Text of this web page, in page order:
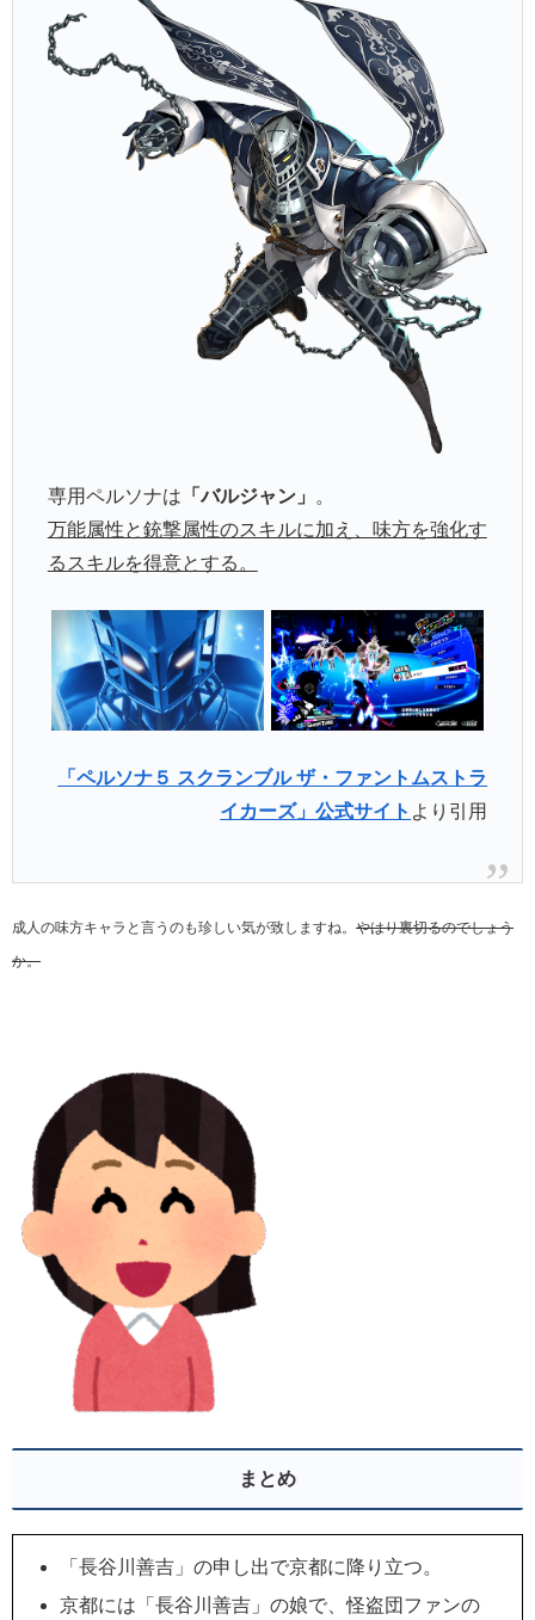
専用ペルソナは 「バルジャン」
。
万能属性と銃撃属性のスキルに加え、味方を強化す
るスキルを得意とする。
「ペルソナ５ スクランブル ザ・ファントムストラ
イカーズ」公式サイト より引用
成人の味方キャラと言うのも珍しい気が致しますね。 やはり裏切るのでしょう
か。
まとめ
「長谷川善吉」の申し出で京都に降り立つ。
京都には「長谷川善吉」の娘で、怪盗団ファンの